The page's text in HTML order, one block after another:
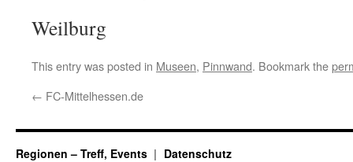
Weilburg
This entry was posted in Museen, Pinnwand. Bookmark the
← FC-Mittelhessen.de
Regionen – Treff, Events Datenschutz